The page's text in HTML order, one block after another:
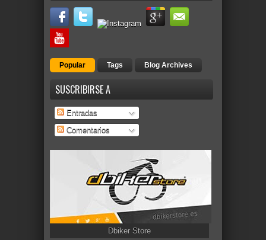
Popular Tags Blog Archives
SUSCRIBIRSE A
Entradas
Comentarios
Dbiker Store